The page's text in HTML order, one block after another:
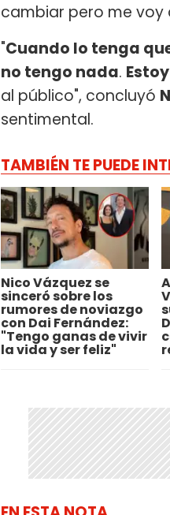
cambiar pero me voy
"Cuando lo tenga
no tengo nada.
al público", concluyó
sentimental.
TAMBIÉN TE PUEDE
Nico Vázquez se
sinceró sobre los
rumores de noviazgo
con Dai Fernández:
"Tengo ganas de vivir
la vida y ser feliz"